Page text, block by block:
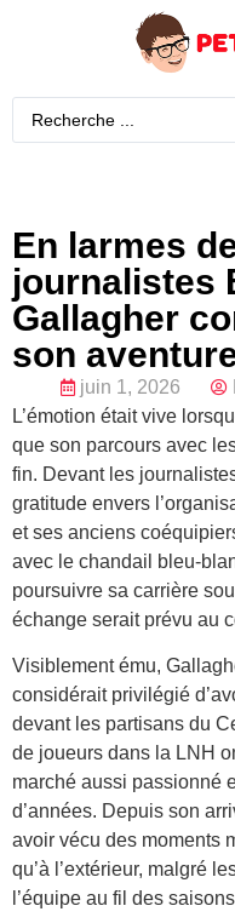
En larmes
journalistes
Gallagher
son
juin 1, 2026
L’émotion était vive
que son parcours avec
fin. Devant les
gratitude envers
et ses anciens
avec le chandail bleu-
poursuivre sa carrière
échange serait prévu au
Visiblement ému,
considérait privilégié
devant les partisans du
de joueurs dans la LNH
marché aussi passionné
d’années. Depuis son
avoir vécu des moments
qu’à l’extérieur, malgré
l’équipe au fil des